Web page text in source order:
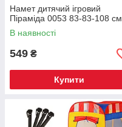
Намет дитячий ігровий
Піраміда 0053 83-83-108 см
В наявності
549 ₴
Купити